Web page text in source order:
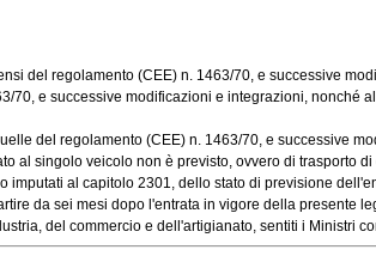
del regolamento (CEE) n. 1463/70, e successive
e successive modificazioni e integrazioni, nonché
del regolamento (CEE) n. 1463/70, e successive
singolo veicolo non è previsto, ovvero di trasporto
al capitolo 2301, dello stato di previsione
da sei mesi dopo l'entrata in vigore della presente
del commercio e dell'artigianato, sentiti i Ministri